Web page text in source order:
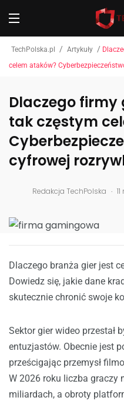
TechPolska.pl / Artykuły /
celem ataków?
Dlaczego firmy
tak częstym
cyfrowej
Redakcja TechPolska .
Dlaczego branża gier jest
Dowiedz się, jakie dane
skutecznie chronić swoje
Sektor gier wideo przestał
entuzjastów. Obecnie jest
prześcigając przemysł
W 2026 roku liczba graczy
miliardach, a obroty